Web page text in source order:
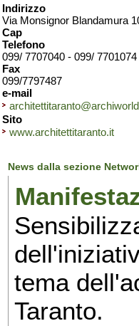
Indirizzo
Via Monsignor Blandamura
Cap
Telefono
099/ 7707040 - 099/ 7701074
Fax
099/7797487
e-mail
Sito
www.architettitaranto.it
News dalla sezione
tema
Taranto.